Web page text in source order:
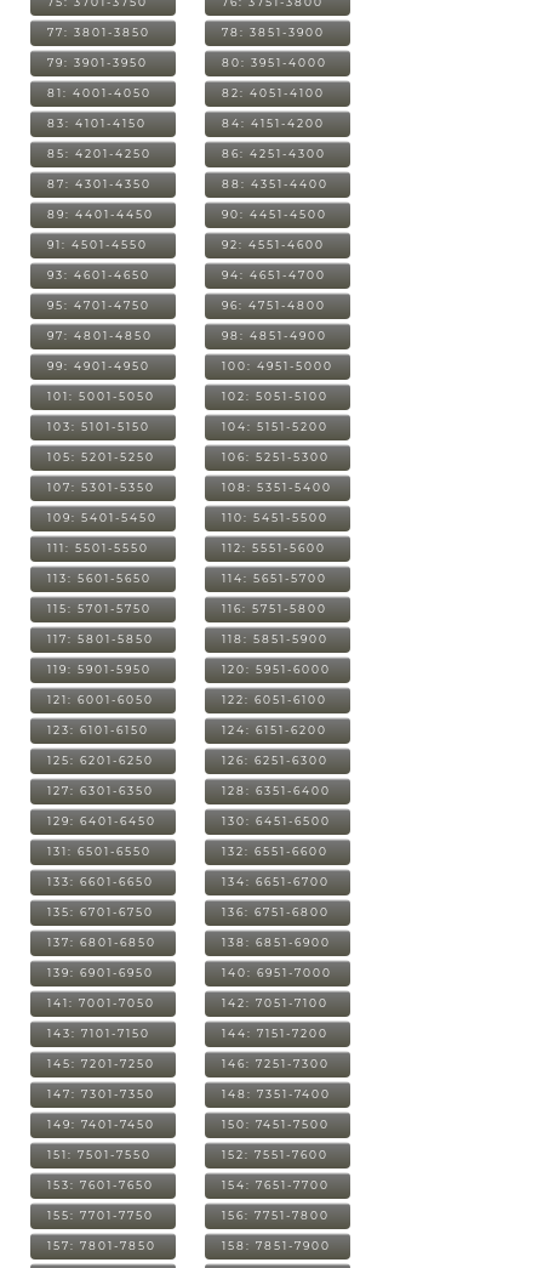
77: 3801-3850 78: 3851-3900
79: 3901-3950 80: 3951-4000
81: 4001-4050 82: 4051-4100
83: 4101-4150 84: 4151-4200
85: 4201-4250 86: 4251-4300
87: 4301-4350 88: 4351-4400
89: 4401-4450 90: 4451-4500
91: 4501-4550 92: 4551-4600
93: 4601-4650 94: 4651-4700
95: 4701-4750 96: 4751-4800
97: 4801-4850 98: 4851-4900
99: 4901-4950 100: 4951-5000
101: 5001-5050 102: 5051-5100
103: 5101-5150 104: 5151-5200
105: 5201-5250 106: 5251-5300
107: 5301-5350 108: 5351-5400
109: 5401-5450 110: 5451-5500
111: 5501-5550 112: 5551-5600
113: 5601-5650 114: 5651-5700
115: 5701-5750 116: 5751-5800
117: 5801-5850 118: 5851-5900
119: 5901-5950 120: 5951-6000
121: 6001-6050 122: 6051-6100
123: 6101-6150 124: 6151-6200
125: 6201-6250 126: 6251-6300
127: 6301-6350 128: 6351-6400
129: 6401-6450 130: 6451-6500
131: 6501-6550 132: 6551-6600
133: 6601-6650 134: 6651-6700
135: 6701-6750 136: 6751-6800
137: 6801-6850 138: 6851-6900
139: 6901-6950 140: 6951-7000
141: 7001-7050 142: 7051-7100
143: 7101-7150 144: 7151-7200
145: 7201-7250 146: 7251-7300
147: 7301-7350 148: 7351-7400
149: 7401-7450 150: 7451-7500
151: 7501-7550 152: 7551-7600
153: 7601-7650 154: 7651-7700
155: 7701-7750 156: 7751-7800
157: 7801-7850 158: 7851-7900